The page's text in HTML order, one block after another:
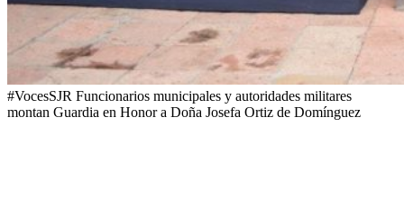
#VocesSJR Funcionarios municipales y autoridades militares
montan Guardia en Honor a Doña Josefa Ortiz de Domínguez